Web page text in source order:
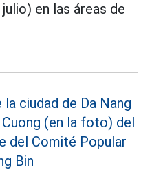
en las áreas de